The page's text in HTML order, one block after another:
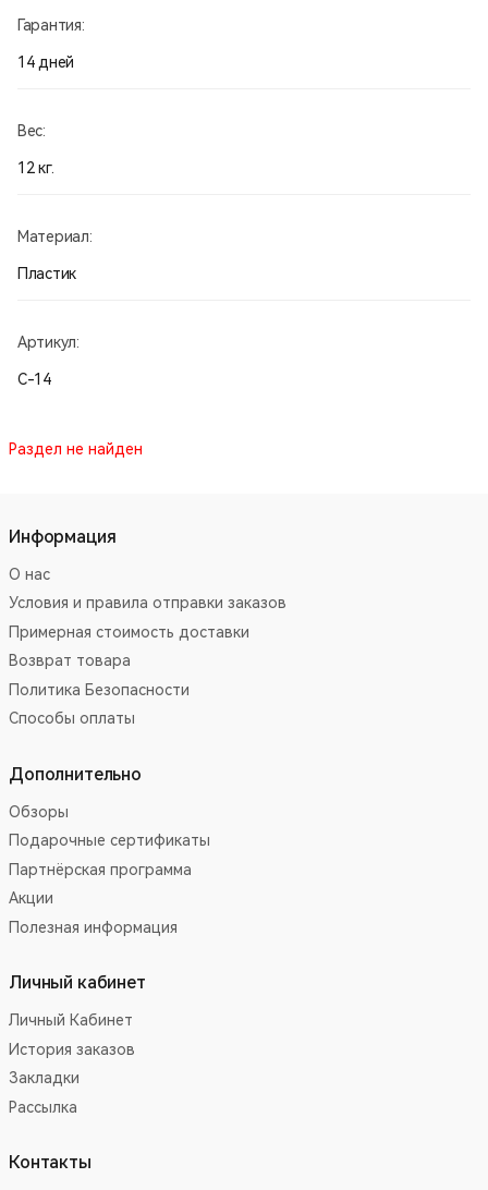
Гарантия:
14 дней
Вес:
12 кг.
Материал:
Пластик
Артикул:
С-14
Раздел не найден
Информация
О нас
Условия и правила отправки заказов
Примерная стоимость доставки
Возврат товара
Политика Безопасности
Способы оплаты
Дополнительно
Обзоры
Подарочные сертификаты
Партнёрская программа
Акции
Полезная информация
Личный кабинет
Личный Кабинет
История заказов
Закладки
Рассылка
Контакты